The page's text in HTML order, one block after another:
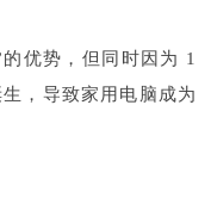
优势，但同时因为 1
，导致家用电脑成为